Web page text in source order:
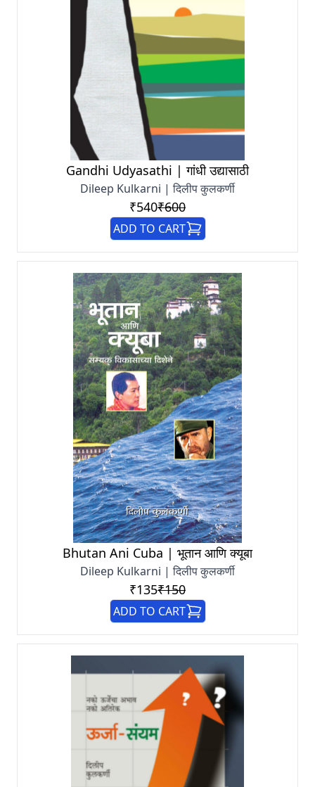
Gandhi Udyasathi | गांधी उद्यासाठी
Dileep Kulkarni | दिलीप कुलकर्णी
₹540₹600
ADD TO CART
Bhutan Ani Cuba | भूतान आणि क्यूबा
Dileep Kulkarni | दिलीप कुलकर्णी
₹135₹150
ADD TO CART